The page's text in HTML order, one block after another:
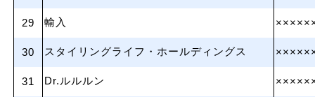
29 輸入
30 スタイリングライフ・ホールディングス
31 Dr.ルルルン